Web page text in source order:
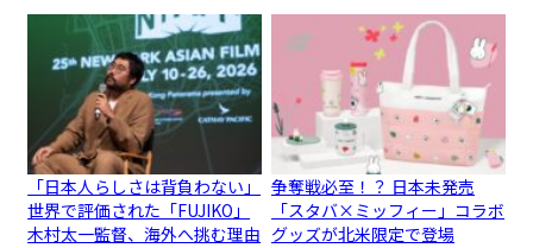
「日本人らしさは背負わない」
世界で評価された「FUJIKO」
木村太一監督、海外へ挑む理由
争奪戦必至！？ 日本未発売
「スタバ×ミッフィー」コラボ
グッズが北米限定で登場